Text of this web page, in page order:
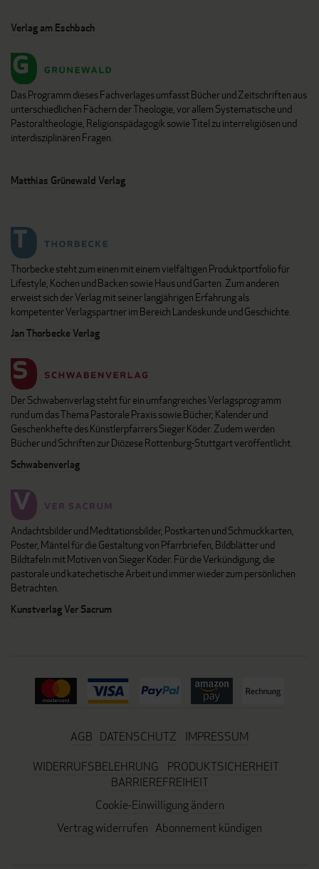
Verlag am Eschbach
Das Programm dieses Fachverlages umfasst Bücher und Zeitschriften aus
unterschiedlichen Fächern der Theologie, vor allem Systematische und
Pastoraltheologie, Religionspädagogik sowie Titel zu interreligiösen und
interdisziplinären Fragen.
Matthias Grünewald Verlag
Thorbecke steht zum einen mit einem vielfältigen Produktportfolio für
Lifestyle, Kochen und Backen sowie Haus und Garten. Zum anderen
erweist sich der Verlag mit seiner langjährigen Erfahrung als
kompetenter Verlagspartner im Bereich Landeskunde und Geschichte.
Jan Thorbecke Verlag
Der Schwabenverlag steht für ein umfangreiches Verlagsprogramm
rund um das Thema Pastorale Praxis sowie Bücher, Kalender und
Geschenkhefte des Künstlerpfarrers Sieger Köder. Zudem werden
Bücher und Schriften zur Diözese Rottenburg-Stuttgart veröffentlicht.
Schwabenverlag
Andachtsbilder und Meditationsbilder, Postkarten und Schmuckkarten,
Poster, Mäntel für die Gestaltung von Pfarrbriefen, Bildblätter und
Bildtafeln mit Motiven von Sieger Köder. Für die Verkündigung, die
pastorale und katechetische Arbeit und immer wieder zum persönlichen
Betrachten.
Kunstverlag Ver Sacrum
AGB DATENSCHUTZ
IMPRESSUM
WIDERRUFSBELEHRUNG
PRODUKTSICHERHEIT
BARRIEREFREIHEIT
Cookie-Einwilligung ändern
Vertrag widerrufen Abonnement kündigen